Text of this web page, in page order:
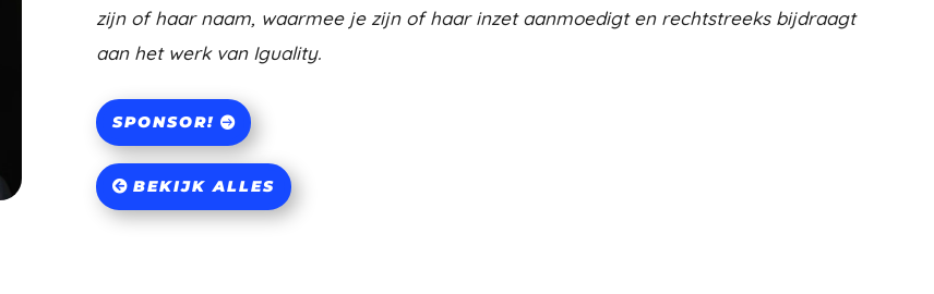
zijn of haar naam, waarmee je zijn of haar inzet aanmoedigt en rechtstreeks bijdraagt
aan het werk van Iguality.
SPONSOR!
BEKIJK ALLES